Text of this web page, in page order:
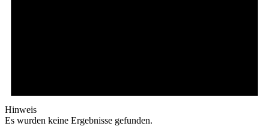
Hinweis
Es wurden keine Ergebnisse gefunden.